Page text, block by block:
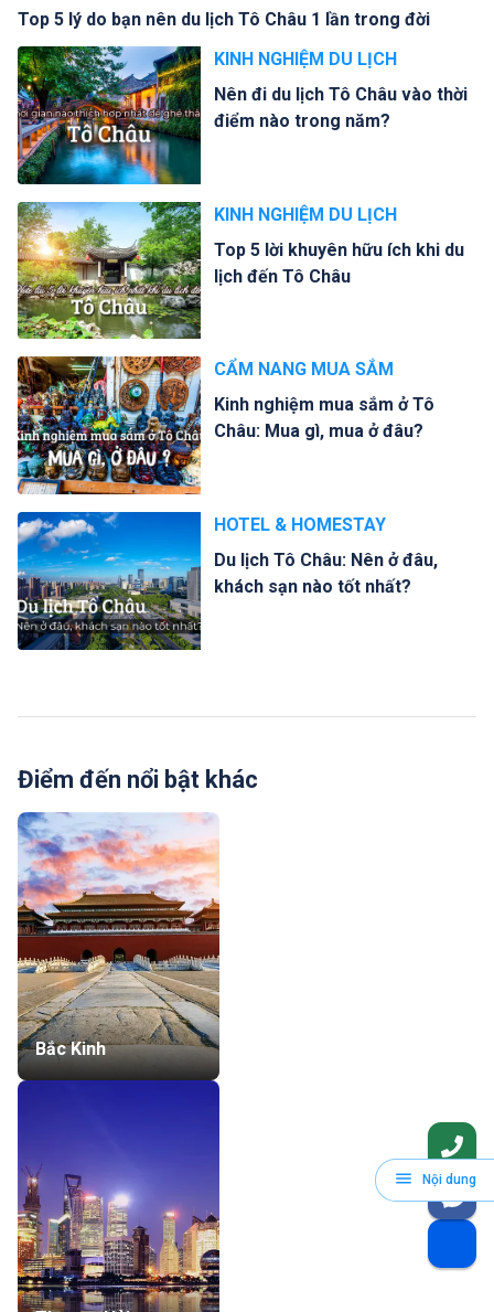
Nội dung
Top 5 lý do bạn nên du lịch Tô Châu 1 lần trong đời
KINH NGHIỆM DU LỊCH
Nên đi du lịch Tô Châu vào thời
điểm nào trong năm?
KINH NGHIỆM DU LỊCH
Top 5 lời khuyên hữu ích khi du
lịch đến Tô Châu
CẨM NANG MUA SẮM
Kinh nghiệm mua sắm ở Tô
Châu: Mua gì, mua ở đâu?
HOTEL & HOMESTAY
Du lịch Tô Châu: Nên ở đâu,
khách sạn nào tốt nhất?
Điểm đến nổi bật khác
Bắc Kinh